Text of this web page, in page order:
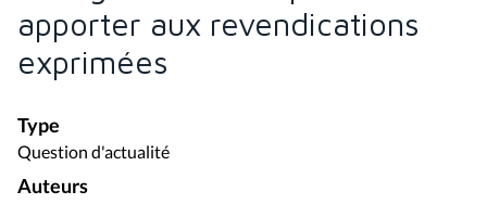
apporter aux revendications
exprimées
Type
Question d'actualité
Auteurs